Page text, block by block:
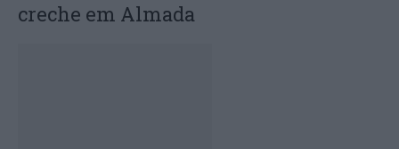
creche em Almada